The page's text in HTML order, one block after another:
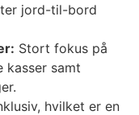
jord-til-bord
Stort fokus på
kasser samt
hvilket er en